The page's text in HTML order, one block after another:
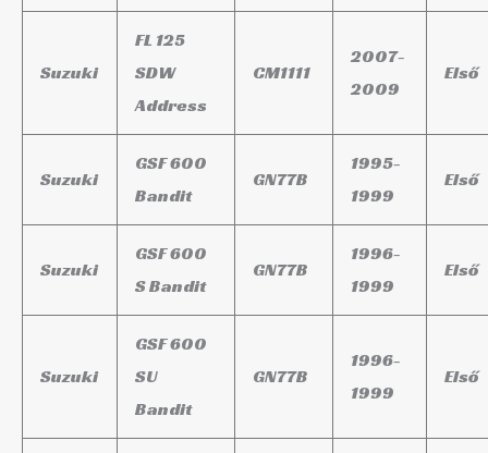
Suzuki
FL 125
SDW
Address
CM1111
2007-
2009
Első
Suzuki
GSF 600
Bandit
GN77B
1995-
1999
Első
Suzuki
GSF 600
S Bandit
GN77B
1996-
1999
Első
Suzuki
GSF 600
SU
Bandit
GN77B
1996-
1999
Első